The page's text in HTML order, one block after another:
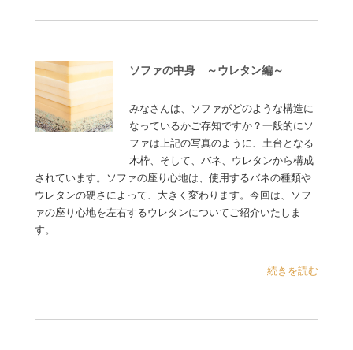
ソファの中身 ～ウレタン編～
みなさんは、ソファがどのような構造に
なっているかご存知ですか？一般的にソ
ファは上記の写真のように、土台となる
木枠、そして、バネ、ウレタンから構成
されています。ソファの座り心地は、使用するバネの種類や
ウレタンの硬さによって、大きく変わります。今回は、ソフ
ァの座り心地を左右するウレタンについてご紹介いたしま
す。……
...続きを読む